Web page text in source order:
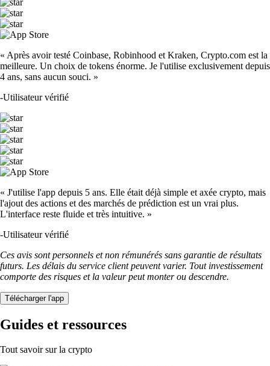
« Après avoir testé Coinbase, Robinhood et Kraken, Crypto.com est la
meilleure. Un choix de tokens énorme. Je l'utilise exclusivement depuis
4 ans, sans aucun souci. »
-Utilisateur vérifié
« J'utilise l'app depuis 5 ans. Elle était déjà simple et axée crypto, mais
l'ajout des actions et des marchés de prédiction est un vrai plus.
L'interface reste fluide et très intuitive. »
-Utilisateur vérifié
Ces avis sont personnels et non rémunérés sans garantie de résultats
futurs. Les délais du service client peuvent varier. Tout investissement
comporte des risques et la valeur peut monter ou descendre.
Télécharger l'app
Guides et ressources
Tout savoir sur la crypto